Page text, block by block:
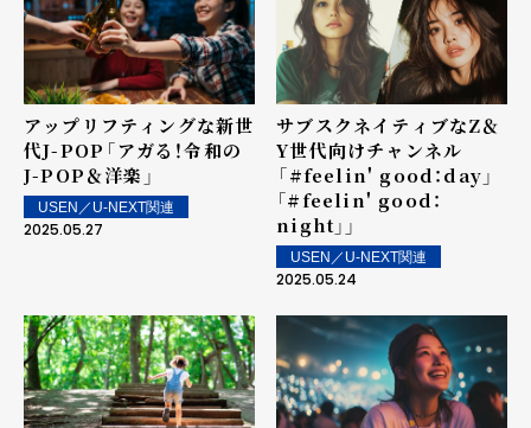
アップリフティングな新世
代J-POP――「アガる！令和の
J-POP＆洋楽」
USEN／U-NEXT関連
2025.05.27
サブスクネイティブなZ＆
Y世代向けチャンネル
――「#feelin' good：day」
「#feelin' good：
night」」
USEN／U-NEXT関連
2025.05.24